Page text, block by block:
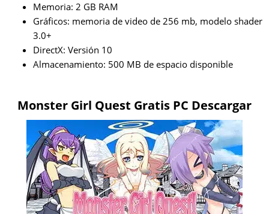
Memoria: 2 GB RAM
Gráficos: memoria de video de 256 mb, modelo shader
3.0+
DirectX: Versión 10
Almacenamiento: 500 MB de espacio disponible
Monster Girl Quest Gratis PC Descargar